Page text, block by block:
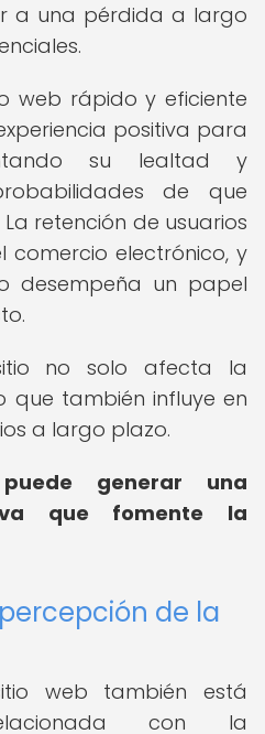
a una pérdida a largo
web rápido y eficiente
positiva para
su lealtad y
de que
retención de usuarios
comercio electrónico, y
desempeña un papel
no solo afecta la
que también influye en
a largo plazo.
generar una
que fomente la
de la
web también está
con la